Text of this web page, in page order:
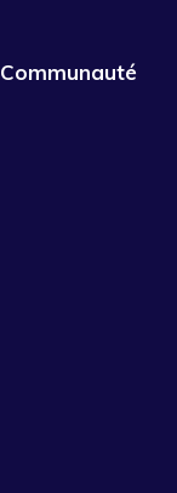
Communauté